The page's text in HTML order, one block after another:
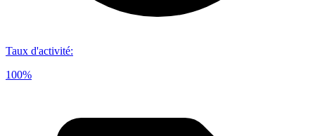
Taux d'activité:
100%